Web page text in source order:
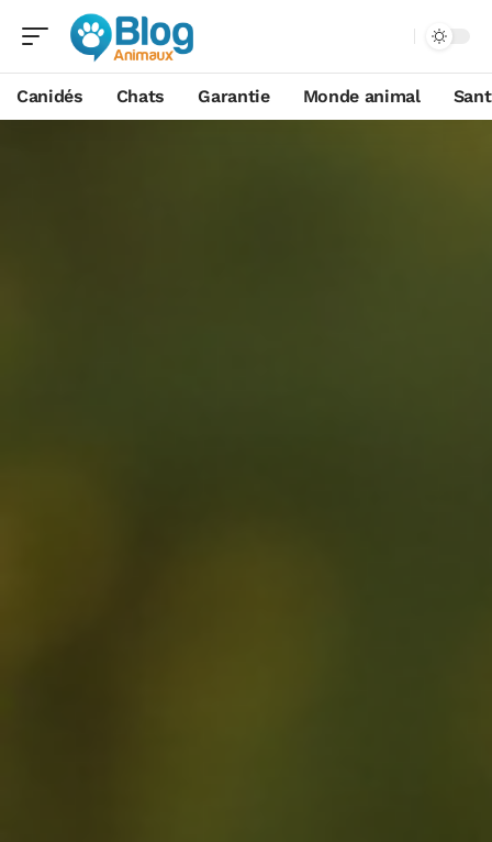
Canidés Chats Garantie Monde animal